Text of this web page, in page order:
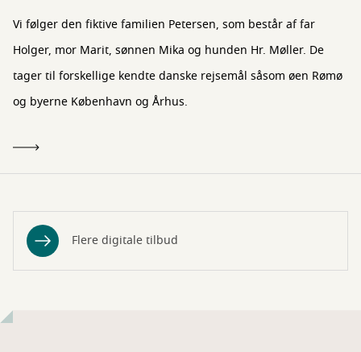
Vi følger den fiktive familien Petersen, som består af far
Holger, mor Marit, sønnen Mika og hunden Hr. Møller. De
tager til forskellige kendte danske rejsemål såsom øen Rømø
og byerne København og Århus.
Flere digitale tilbud